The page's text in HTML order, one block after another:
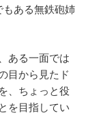
もある無鉄砲姉
ある一面では
目から見たド
、ちょっと役
を目指してい